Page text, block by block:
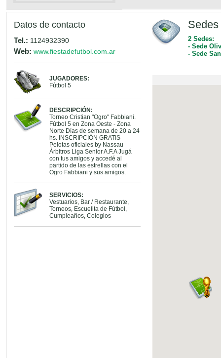
Datos de contacto
Tel.: 1124932390
Web: www.fiestadefutbol.com.ar
JUGADORES:
Fútbol 5
DESCRIPCIÓN:
Torneo Cristian "Ogro" Fabbiani.
Fútbol 5 en Zona Oeste - Zona
Norte Días de semana de 20 a 24
hs. INSCRIPCIÓN GRATIS
Pelotas oficiales by Nassau
Árbitros Liga Senior A.F.A Jugá
con tus amigos y accedé al
partido de las estrellas con el
Ogro Fabbiani y sus amigos.
SERVICIOS:
Vestuarios, Bar / Restaurante,
Torneos, Escuelita de Fútbol,
Cumpleaños, Colegios
2 Sedes:
- Sede
- Sede